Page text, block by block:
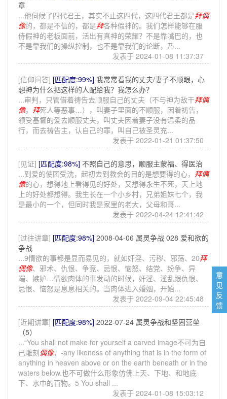
章
...他伺候了四代君王，其实不止这四代，这四代君王都是拜偶
像的，都是不信的，都是拜各种假神的。我们怎样能够在服
侍假神的老板面前，活出有真神的荣耀？不是靠嘴巴的，也
不是靠我们的操纵控制，也不是靠我们的论断，乃...
发表于 2024-01-08 11:37:37
[信仰问答] [匹配度:99%] 我常常看我的丈夫/妻子不顺眼，心
想神为什么把这样的人配给我？我怎么办？
...审判，只管借着祷告去顺服自己的丈夫（不与神为敌干拜偶
像， 拜死人等恶事…），叫妻子里面的不顺服，因着祷告，
领受基督的爱去顺服丈夫，叫丈夫因着妻子没有温柔的品
行，而去祷告主，认自己的罪，叫自己被圣灵充...
发表于 2022-01-21 01:37:50
[见证] [匹配度:98%] 不照自己的意思，顺服主蒙福、得医治
...到爱的使团受洗，起初去到教会的目的是想要得的心， 拜偶
像的心，想得地上看得见的好处，又想得永生不死，天上地
上的好处都想得。我生长在一个小乡村，兄弟姐妹七个，我
是最小的一个，但同时我是家里的老大，父母和哥...
发表于 2022-04-24 12:41:42
[过往讲章] [匹配度:98%] 2008-04-06 属灵争战 028 爱和欲的
争战
...9情欲的事都是显而易见的，就如奸淫、污秽、邪荡、20拜
偶像、邪术、仇恨、争竞、忌恨、恼怒、结党、纷争、异
端、嫉妒…情欲肉体的事发动的时候，奸淫、淫乱跟仇恨、
忌恨、恼怒是息息相关的。当肉体进入婚姻，开始...
发表于 2022-09-04 22:45:48
[近期讲章] [匹配度:98%] 2022-07-24 属灵争战和坚固营垒
（5）
...“You shall not make for yourself a carved image不可为自
己雕刻偶像，-any likeness of anything that is in the form of
anything in heaven above or on the earth beneath or in the
waters below.也不可做什么形象仿佛上天、下地、和地底
下、水中的百物。5 You shall ...
发表于 2024-01-08 15:03:12
意
见
反
馈